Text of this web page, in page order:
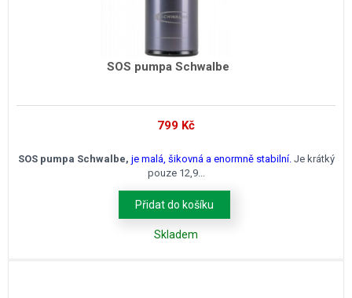
SOS pumpa Schwalbe
799 Kč
SOS pumpa Schwalbe, je malá, šikovná a enormně stabilní.Je krátký
pouze 12,9...
Přidat do košíku
Skladem